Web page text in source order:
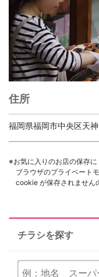
住所
福岡県福岡市中央区天
※お気に入りのお店の保存に
ブラウザのプライベート
cookie が保存されません
チラシを探す